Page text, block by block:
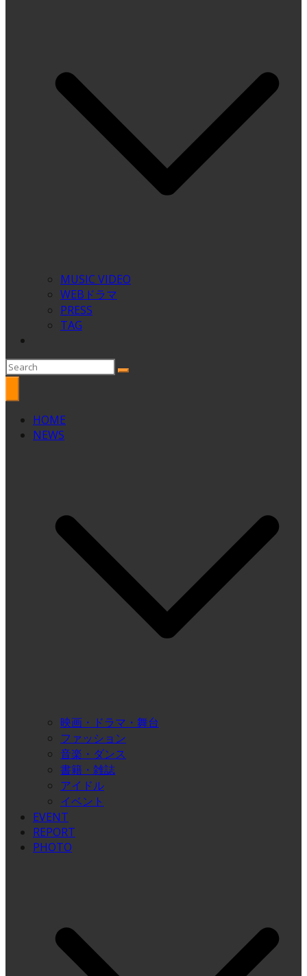
MUSIC VIDEO
WEBドラマ
PRESS
TAG
HOME
NEWS
映画・ドラマ・舞台
ファッション
音楽・ダンス
書籍・雑誌
アイドル
イベント
EVENT
REPORT
PHOTO